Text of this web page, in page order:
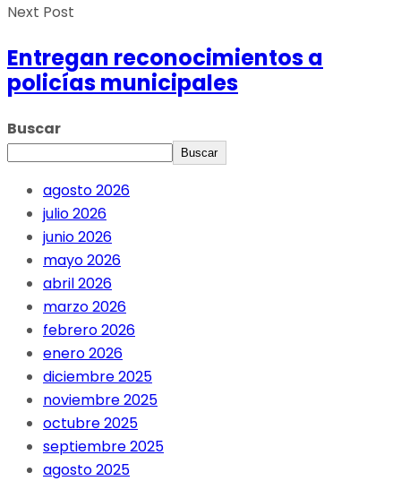
Next Post
Entregan reconocimientos a
policías municipales
Buscar
Buscar
agosto 2026
julio 2026
junio 2026
mayo 2026
abril 2026
marzo 2026
febrero 2026
enero 2026
diciembre 2025
noviembre 2025
octubre 2025
septiembre 2025
agosto 2025